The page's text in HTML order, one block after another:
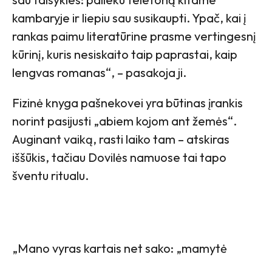
kambaryje ir liepiu sau susikaupti. Ypač, kai į
rankas paimu literatūrine prasme vertingesnį
kūrinį, kuris nesiskaito taip paprastai, kaip
lengvas romanas“, – pasakoja ji.
Fizinė knyga pašnekovei yra būtinas įrankis
norint pasijusti „abiem kojom ant žemės“.
Auginant vaiką, rasti laiko tam – atskiras
iššūkis, tačiau Dovilės namuose tai tapo
šventu ritualu.
„Mano vyras kartais net sako: „mamytė